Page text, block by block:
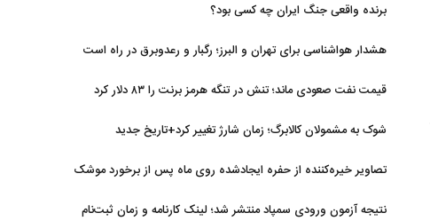
برنده واقعی جنگ ایران چه کسی بود؟
هشدار هواشناسی برای تهران و البرز؛ رگبار و رعدوبرق در راه است
قیمت نفت صعودی ماند؛ تنش در تنگه هرمز برنت را ۸۳ دلار کرد
شوک به مشمولان کالابرگ؛ زمان شارژ تغییر کرد+تاریخ جدید
تصاویر خیره‌کننده از حفره ایجادشده روی ماه پس از برخورد موشک
نتیجه آزمون ورودی سمپاد منتشر شد؛ لینک کارنامه و زمان ثبت‌نام